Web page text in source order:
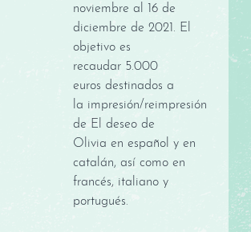
noviembre al 16 de
diciembre de 2021. El
objetivo es
recaudar 5.000
euros destinados a
la impresión/reimpresión
de El deseo de
Olivia en español y en
catalán, así como en
francés, italiano y
portugués.